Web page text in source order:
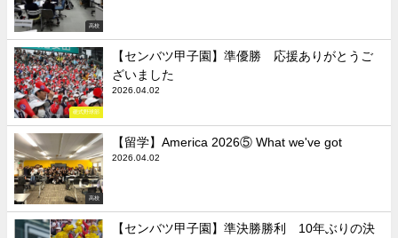
高校
硬式野球部
【センバツ甲子園】準優勝 応援ありがとうご
ざいました
2026.04.02
高校
【留学】America 2026⑤ What we've got
2026.04.02
【センバツ甲子園】準決勝勝利 10年ぶりの決